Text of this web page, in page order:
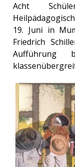
Acht
19. Juni in
Friedrich
Aufführung